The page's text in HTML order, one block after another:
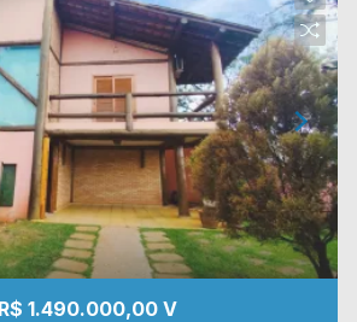
R$ 1.490.000,00 V